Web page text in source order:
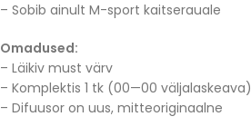
– Sobib ainult M-sport kaitserauale
Omadused:
– Läikiv must värv
– Komplektis 1 tk (00—00 väljalaskeava)
– Difuusor on uus, mitteoriginaalne